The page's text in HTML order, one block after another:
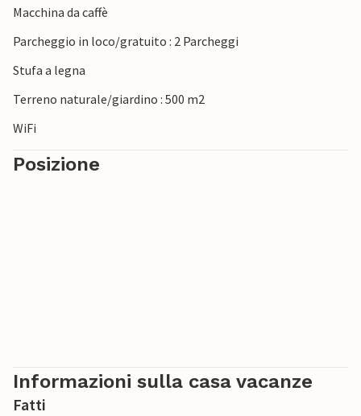
Macchina da caffè
Parcheggio in loco/gratuito : 2 Parcheggi
Stufa a legna
Terreno naturale/giardino : 500 m2
WiFi
Posizione
Informazioni sulla casa vacanze
Fatti